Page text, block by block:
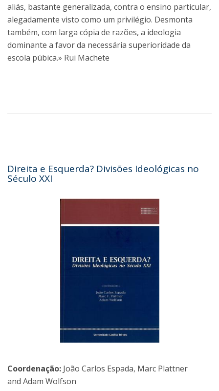
aliás, bastante generalizada, contra o ensino particular,
alegadamente visto como um privilégio. Desmonta
também, com larga cópia de razões, a ideologia
dominante a favor da necessária superioridade da
escola púbica.» Rui Machete
Direita e Esquerda? Divisões Ideológicas no
Século XXI
Coordenação: João Carlos Espada, Marc Plattner
and Adam Wolfson